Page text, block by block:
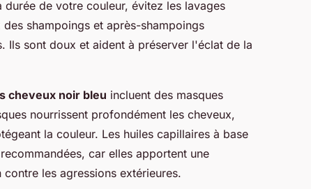
de votre couleur, évitez les lavages
shampoings et après-shampoings
Ils sont doux et aident à préserver l'éclat de la
cheveux noir bleu incluent des masques
nourrissent profondément les cheveux,
la couleur. Les huiles capillaires à base
car elles apportent une
les agressions extérieures.